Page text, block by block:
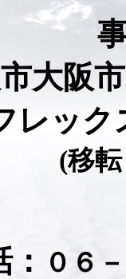
大阪
レック
(移
０６